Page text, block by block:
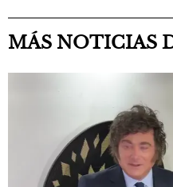
MÁS NOTICIAS